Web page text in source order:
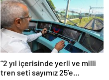
“2 yıl içerisinde yerli ve milli
tren seti sayımız 25’e